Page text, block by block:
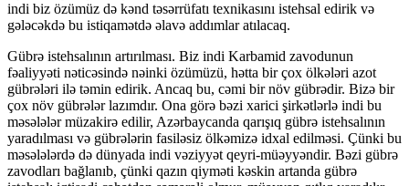
indi biz özümüz də kənd təsərrüfatı texnikasını istehsal edirik və
gələcəkdə bu istiqamətdə əlavə addımlar atılacaq.
Gübrə istehsalının artırılması. Biz indi Karbamid zavodunun
fəaliyyəti nəticəsində nəinki özümüzü, hətta bir çox ölkələri azot
gübrələri ilə təmin edirik. Ancaq bu, cəmi bir növ gübrədir. Bizə bir
çox növ gübrələr lazımdır. Ona görə bəzi xarici şirkətlərlə indi bu
məsələlər müzakirə edilir, Azərbaycanda qarışıq gübrə istehsalının
yaradılması və gübrələrin fasiləsiz ölkəmizə idxal edilməsi. Çünki bu
məsələlərdə də dünyada indi vəziyyət qeyri-müəyyəndir. Bəzi gübrə
zavodları bağlanıb, çünki qazın qiyməti kəskin artanda gübrə